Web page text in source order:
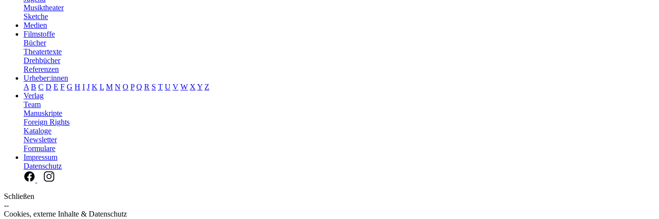
Musiktheater
Sketche
Medien
Filmstoffe
Bücher
Theatertexte
Drehbücher
Referenzen
Urheber:innen
A B C D E F G H I J K L M N O P Q R S T U V W X Y Z
Verlag
Team
Manuskripte
Foreign Rights
Kataloge
Newsletter
Formulare
Impressum
Datenschutz
Schließen
--
Cookies, externe Inhalte & Datenschutz